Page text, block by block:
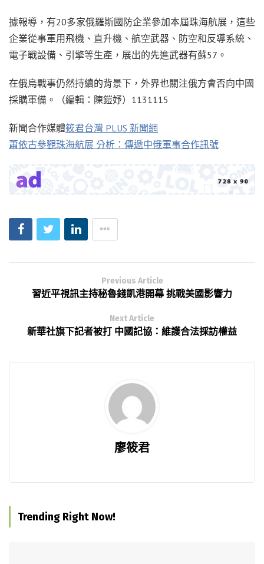
據報導，有20多家俄羅斯國防企業參加本屆珠海航展，這些
企業從事軍用飛機、直升機、航空武器、防空和反導系統、
電子戰設備、引擎等生產，展出的先進武器有蘇57。
在俄烏戰事仍然持續的背景下，外界也關注俄方會否向中國
採購軍備。（編輯：陳鎧妤）1131115
新聞合作媒體筱君台灣 PLUS 新聞網
蕭依古參觀珠海航展 分析：傳遞中俄軍事合作訊號
Previous Article
習近平視訊主持秘魯錢凱港開幕 挑戰美國影響力
Next Article
新華社旗下記者被打 中國記協：維護合法採訪權益
廖筱君
Trending Right Now!